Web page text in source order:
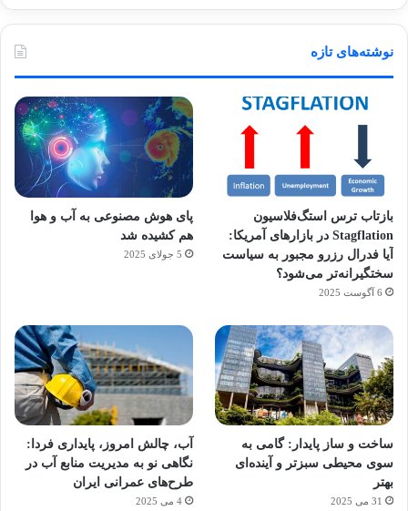
نوشته‌های تازه
بازتاب ترس استگ‌فلاسیون
Stagflation در بازارهای آمریکا:
آیا فدرال رزرو مجبور به سیاست
سختگیرانه‌تر می‌شود؟
6 آگوست 2025
پای هوش مصنوعی به آب و هوا
هم کشیده شد
5 جولای 2025
ساخت و ساز پایدار: گامی به
سوی محیطی سبزتر و آینده‌ای
بهتر
31 می 2025
آب، چالش امروز، پایداری فردا:
نگاهی نو به مدیریت منابع آب در
طرح‌های عمرانی ایران
4 می 2025
آماده
برای
کشف
توسط
ژاکت
در
ی سفر
مجازی
…
توسط
ورزش
با
ساعت
هوشمند
عکاسی
با طعم
توسط
ژاکت
در
هدفون
های
2023
توسط
ژاکت